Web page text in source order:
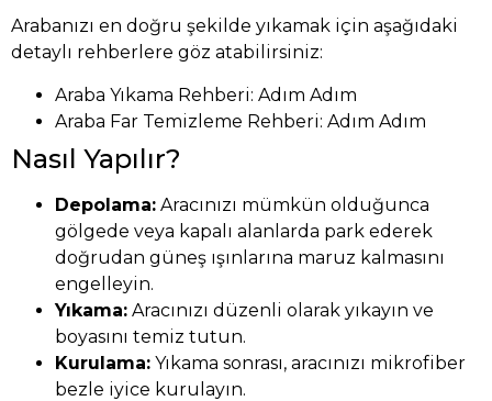
Arabanızı en doğru şekilde yıkamak için aşağıdaki
detaylı rehberlere göz atabilirsiniz:
Araba Yıkama Rehberi: Adım Adım
Araba Far Temizleme Rehberi: Adım Adım
Nasıl Yapılır?
Depolama: Aracınızı mümkün olduğunca
gölgede veya kapalı alanlarda park ederek
doğrudan güneş ışınlarına maruz kalmasını
engelleyin.
Yıkama: Aracınızı düzenli olarak yıkayın ve
boyasını temiz tutun.
Kurulama: Yıkama sonrası, aracınızı mikrofiber
bezle iyice kurulayın.